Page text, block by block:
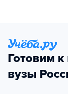
Готовим
вузы